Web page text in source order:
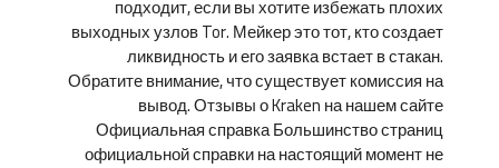
подходит, если вы хотите избежать плохих
выходных узлов Tor. Мейкер это тот, кто создает
ликвидность и его заявка встает в стакан.
Обратите внимание, что существует комиссия на
вывод. Отзывы о Kraken на нашем сайте
Официальная справка Большинство страниц
официальной справки на настоящий момент не